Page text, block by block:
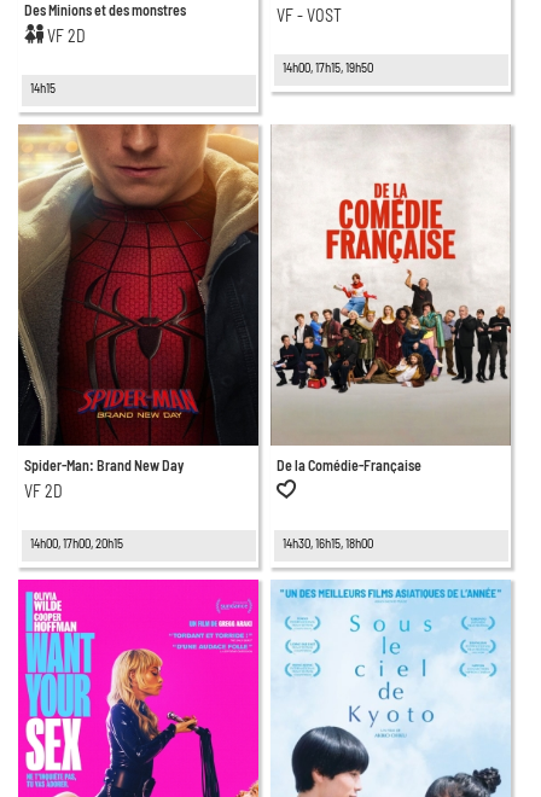
Des Minions et des monstres
VF 2D
14h15
VF - VOST
14h00, 17h15, 19h50
Spider-Man: Brand New Day
VF 2D
14h00, 17h00, 20h15
De la Comédie-Française
14h30, 16h15, 18h00